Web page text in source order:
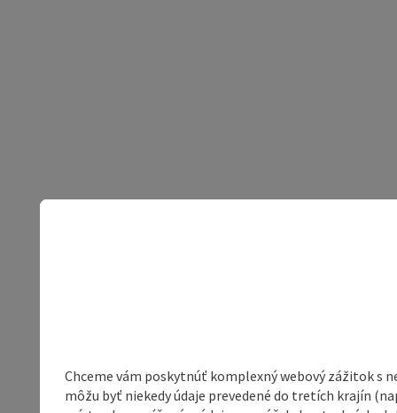
Chceme vám poskytnúť komplexný webový zážitok s
môžu byť niekedy údaje prevedené do tretích krajín